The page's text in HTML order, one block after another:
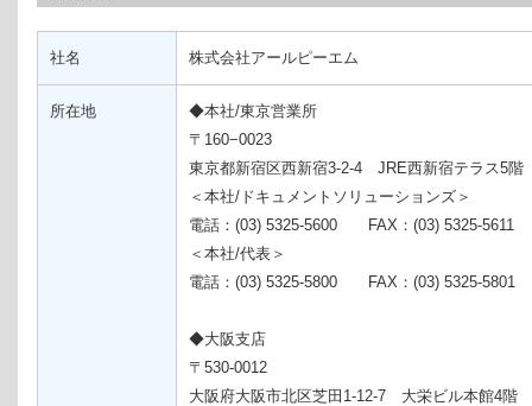
社名 株式会社アールピーエム
所在地
◆本社/東京営業所
〒160−0023
東京都新宿区西新宿3-2-4 JRE西新宿テラス5階
＜本社/ドキュメントソリューションズ＞
電話：(03) 5325-5600 FAX：(03) 5325-5611
＜本社/代表＞
電話：(03) 5325-5800 FAX：(03) 5325-5801
◆大阪支店
〒530-0012
大阪府大阪市北区芝田1-12-7 大栄ビル本館4階